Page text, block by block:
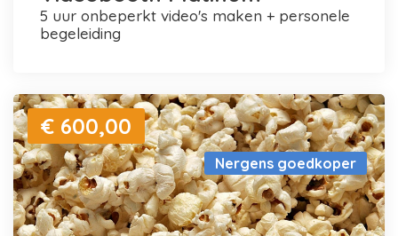
5 uur onbeperkt video's maken + personele
begeleiding
Nergens goedkoper
€ 600,00